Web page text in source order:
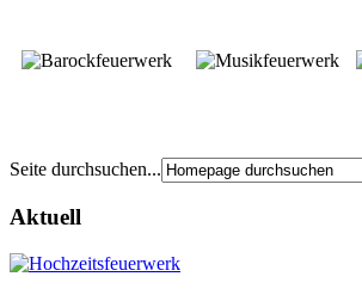
Seite durchsuchen...
Aktuell